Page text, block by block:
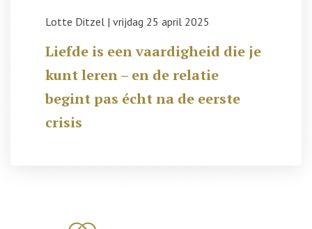
Lotte Ditzel | vrijdag 25 april 2025
Liefde is een vaardigheid die je
kunt leren – en de relatie
begint pas écht na de eerste
crisis